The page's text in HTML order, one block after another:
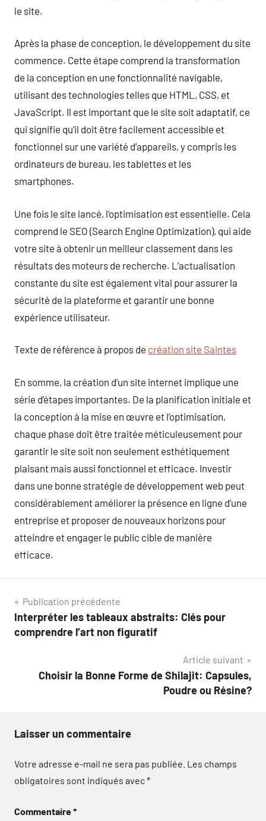
le site.
Après la phase de conception, le développement du site
commence. Cette étape comprend la transformation
de la conception en une fonctionnalité navigable,
utilisant des technologies telles que HTML, CSS, et
JavaScript. Il est important que le site soit adaptatif, ce
qui signifie qu’il doit être facilement accessible et
fonctionnel sur une variété d’appareils, y compris les
ordinateurs de bureau, les tablettes et les
smartphones.
Une fois le site lancé, l’optimisation est essentielle. Cela
comprend le SEO (Search Engine Optimization), qui aide
votre site à obtenir un meilleur classement dans les
résultats des moteurs de recherche. L’actualisation
constante du site est également vital pour assurer la
sécurité de la plateforme et garantir une bonne
expérience utilisateur.
Texte de référence à propos de création site Saintes
En somme, la création d’un site internet implique une
série d’étapes importantes. De la planification initiale et
la conception à la mise en œuvre et l’optimisation,
chaque phase doit être traitée méticuleusement pour
garantir le site soit non seulement esthétiquement
plaisant mais aussi fonctionnel et efficace. Investir
dans une bonne stratégie de développement web peut
considérablement améliorer la présence en ligne d’une
entreprise et proposer de nouveaux horizons pour
atteindre et engager le public cible de manière
efficace.
Navigation
de
Publication précédente
Interpréter les tableaux abstraits: Clés pour
comprendre l’art non figuratif
Article suivant
Choisir la Bonne Forme de Shilajit: Capsules,
Poudre ou Résine?
Laisser un commentaire
Votre adresse e-mail ne sera pas publiée. Les champs
obligatoires sont indiqués avec*
Commentaire*